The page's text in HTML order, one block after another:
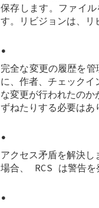
保存します。ファイ
す。リビジョンは、リ
•
完全な変更の履歴を
に、作者、チェックイ
な変更が行われたの
ずねたりする必要はあ
•
アクセス矛盾を解決
場合、 RCS は警告を
•